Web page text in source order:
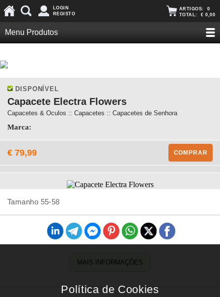
LOGIN
REGISTO
ARTIGOS: 0
TOTAL: € 0,00
Menu Produtos
DISPONÍVEL
Capacete Electra Flowers
Capacetes & Oculos :: Capacetes :: Capacetes de Senhora
Marca:
€ 79,99 COMPRAR
Tamanho 55-58
MAIS INFORMAÇÕES